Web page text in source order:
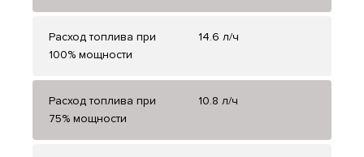
Расход топлива при
100% мощности
14.6 л/ч
Расход топлива при
75% мощности
10.8 л/ч